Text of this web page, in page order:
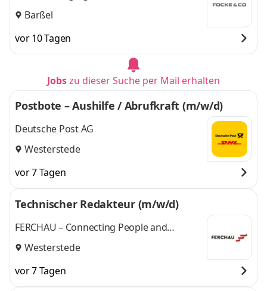
Barßel
vor 10 Tagen
Jobszu dieser Suche per Mail erhalten
Postbote – Aushilfe / Abrufkraft (m/w/d)
Deutsche Post AG
Westerstede
vor 7 Tagen
Technischer Redakteur (m/w/d)
FERCHAU – Connecting People and
Technologies
Westerstede
vor 7 Tagen